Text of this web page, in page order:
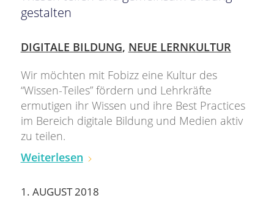
gestalten
DIGITALE BILDUNG, NEUE LERNKULTUR
Wir möchten mit Fobizz eine Kultur des
“Wissen-Teiles” fördern und Lehrkräfte
ermutigen ihr Wissen und ihre Best Practices
im Bereich digitale Bildung und Medien aktiv
zu teilen.
Weiterlesen
1. AUGUST 2018